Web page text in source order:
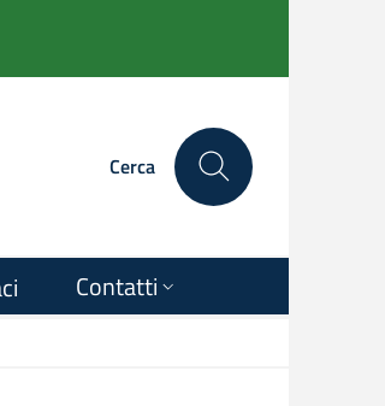
Cerca
Contatti